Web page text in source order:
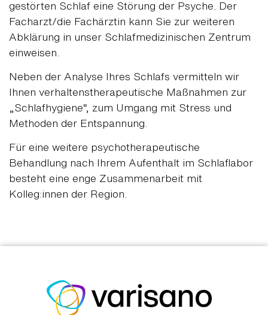
gestörten Schlaf eine Störung der Psyche. Der
Facharzt/die Fachärztin kann Sie zur weiteren
Abklärung in unser Schlafmedizinischen Zentrum
einweisen.
Neben der Analyse Ihres Schlafs vermitteln wir
Ihnen verhaltenstherapeutische Maßnahmen zur
„Schlafhygiene“, zum Umgang mit Stress und
Methoden der Entspannung.
Für eine weitere psychotherapeutische
Behandlung nach Ihrem Aufenthalt im Schlaflabor
besteht eine enge Zusammenarbeit mit
Kolleg:innen der Region.